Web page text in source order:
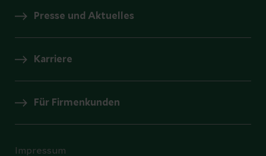
Presse und Aktuelles
Karriere
Für Firmenkunden
Impressum